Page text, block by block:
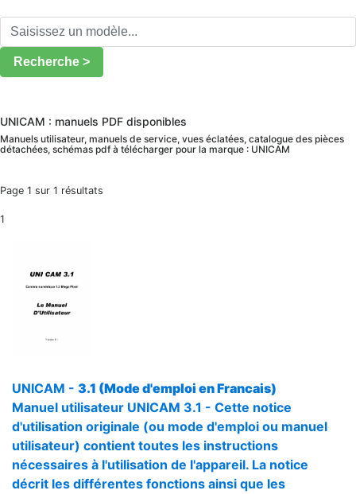
Recherche >
UNICAM : manuels PDF disponibles
Manuels utilisateur, manuels de service, vues éclatées, catalogue des pièces
détachées, schémas pdf à télécharger pour la marque : UNICAM
Page 1 sur 1 résultats
1
UNICAM - 3.1 (Mode d'emploi en Francais)
Manuel utilisateur UNICAM 3.1 - Cette notice
d'utilisation originale (ou mode d'emploi ou manuel
utilisateur) contient toutes les instructions
nécessaires à l'utilisation de l'appareil. La notice
décrit les différentes fonctions ainsi que les